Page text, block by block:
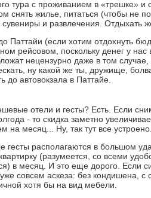
тура с проживанием в «трешке»
снять жилье, питаться (чтобы не
сувениры и развлечения. Отдыхать
Паттайи (если хотим отдохнуть
рейсовом, поскольку денег у
нецензурно даже в том
ну какой же ты, дружище,
до автовокзала в Паттайе.
отели и гесты? Есть. Если
- то скидка заметно
на месяц... Ну, так тут все
гесты располагаются в большом
(разумеется, со всеми
в месяц. И это еще дорого. Если
совсем аскеза: без кондишена,
хотя бы на вид мебели.